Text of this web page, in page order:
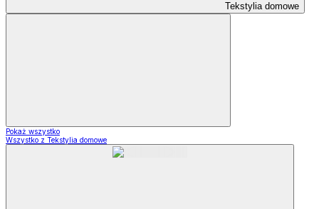
Tekstylia domowe
Pokaż wszystko
Wszystko z Tekstylia domowe